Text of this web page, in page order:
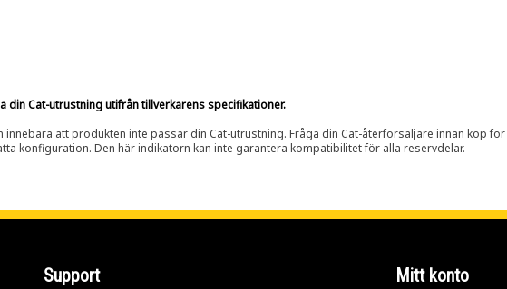
Cat-utrustning utifrån tillverkarens specifikationer.
att produkten inte passar din Cat-utrustning. Fråga din Cat-återförsäljare innan köp
konfiguration. Den här indikatorn kan inte garantera kompatibilitet för alla reservdelar.
Support Mitt konto